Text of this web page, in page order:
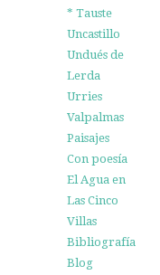
* Tauste
Uncastillo
Undués de
Lerda
Urries
Valpalmas
Paisajes
Con poesía
El Agua en
Las Cinco
Villas
Bibliografía
Blog